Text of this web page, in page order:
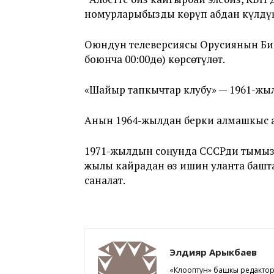
номурларыбызды көрүп абдан
Оюндун телеверсиясы Орусиянын
боюнча 00:00дө) көрсөтүлөт.
«Шайыр тапкычтар клубу» — 1961-
Анын 1964-жылдан берки алмашкыс
1971-жылдын соңунда СССРди
жылы кайрадан өз ишин уланта
саналат.
Элдияр Арыкбаев
«Клооптун» башкы